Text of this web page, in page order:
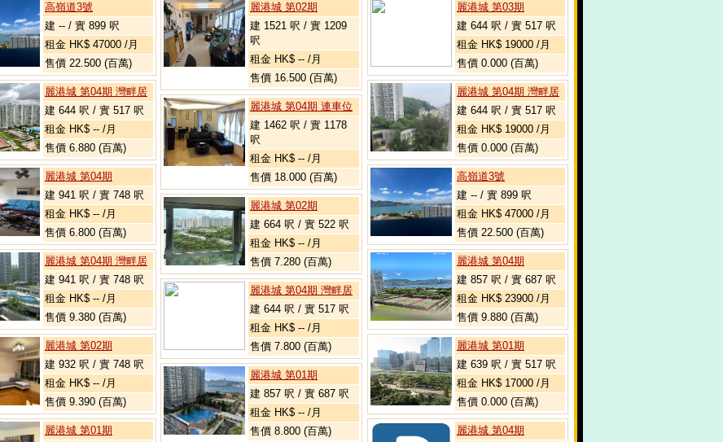
高嶺道3號
建 -- / 實 899 呎
租金 HK$ 47000 /月
售價 22.500 (百萬)
麗港城 第04期 灣畔居
建 644 呎 / 實 517 呎
租金 HK$ -- /月
售價 6.880 (百萬)
麗港城 第04期
建 941 呎 / 實 748 呎
租金 HK$ -- /月
售價 6.800 (百萬)
麗港城 第04期 灣畔居
建 941 呎 / 實 748 呎
租金 HK$ -- /月
售價 9.380 (百萬)
麗港城 第02期
建 932 呎 / 實 748 呎
租金 HK$ -- /月
售價 9.390 (百萬)
麗港城 第01期
麗港城 第02期
建 1521 呎 / 實 1209
呎
租金 HK$ -- /月
售價 16.500 (百萬)
麗港城 第04期 連車位
建 1462 呎 / 實 1178
呎
租金 HK$ -- /月
售價 18.000 (百萬)
麗港城 第02期
建 664 呎 / 實 522 呎
租金 HK$ -- /月
售價 7.280 (百萬)
麗港城 第04期 灣畔居
建 644 呎 / 實 517 呎
租金 HK$ -- /月
售價 7.800 (百萬)
麗港城 第01期
建 857 呎 / 實 687 呎
租金 HK$ -- /月
售價 8.800 (百萬)
麗港城 第03期
建 644 呎 / 實 517 呎
租金 HK$ 19000 /月
售價 0.000 (百萬)
麗港城 第04期 灣畔居
建 644 呎 / 實 517 呎
租金 HK$ 19000 /月
售價 0.000 (百萬)
高嶺道3號
建 -- / 實 899 呎
租金 HK$ 47000 /月
售價 22.500 (百萬)
麗港城 第04期
建 857 呎 / 實 687 呎
租金 HK$ 23900 /月
售價 9.880 (百萬)
麗港城 第01期
建 639 呎 / 實 517 呎
租金 HK$ 17000 /月
售價 0.000 (百萬)
麗港城 第04期